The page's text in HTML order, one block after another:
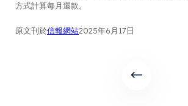
方式計算每月還款。
原文刊於信報網站2025年6月17日